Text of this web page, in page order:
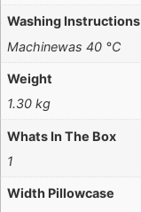
Washing Instructions
Machinewas 40 °C
Weight
1.30 kg
Whats In The Box
1
Width Pillowcase